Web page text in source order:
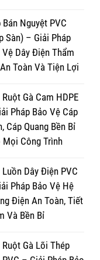
Bán Nguyệt PVC
Sàn) – Giải Pháp
Vệ Dây Điện Thẩm
Toàn Và Tiện Lợi
Ruột Gà Cam HDPE
Pháp Bảo Vệ Cáp
Cáp Quang Bền Bỉ
Mọi Công Trình
Luồn Dây Điện PVC
Pháp Bảo Vệ Hệ
Điện An Toàn, Tiết
Và Bền Bỉ
Ruột Gà Lõi Thép